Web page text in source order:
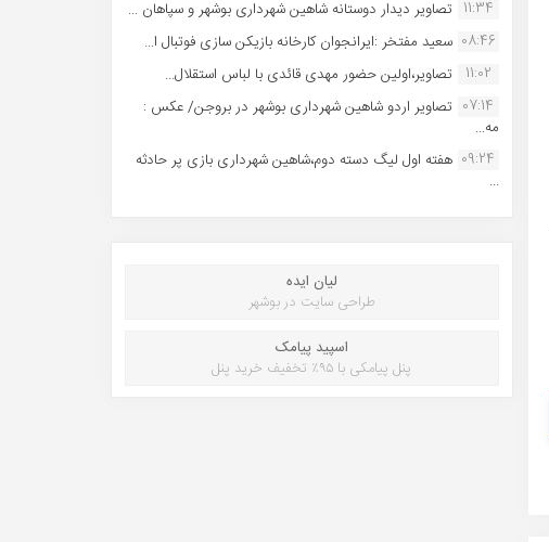
11:34 تصاویر دیدار دوستانه شاهین شهردارى بوشهر و سپاهان ...
08:46 سعید مفتخر :ایرانجوان کارخانه بازیکن سازی فوتبال ا...
11:02
تصاویر،اولین حضور مهدی قائدی با لباس استقلال...
07:14 تصاویر اردو شاهین شهرداری بوشهر در بروجن/ عکس :
مه...
09:24 هفته اول لیگ دسته دوم،شاهین شهرداری بازی پر حادثه
...
لیان ایده
طراحی سایت در بوشهر
اسپید پیامک
پنل پیامکی با ۹۵٪ تخفیف خرید پنل